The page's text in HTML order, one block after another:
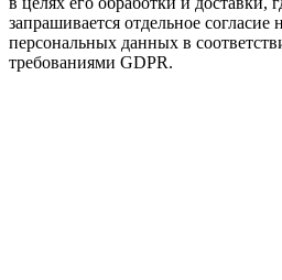
запрашивается отдельное согласие
персональных данных в
требованиями GDPR.